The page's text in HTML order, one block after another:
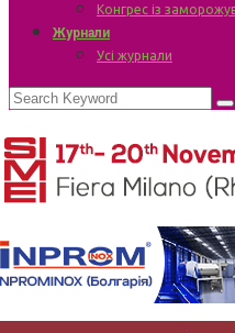
Конгрес із
Журнали
Усі журнали